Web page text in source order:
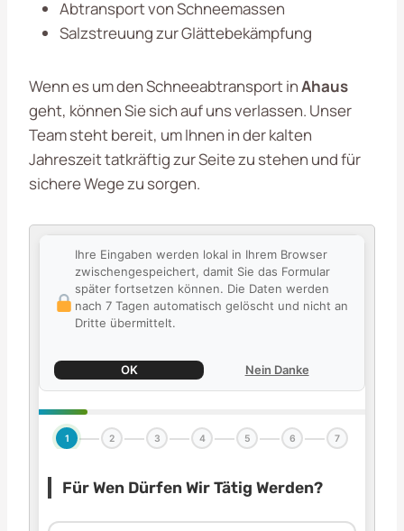
Abtransport von Schneemassen
Salzstreuung zur Glättebekämpfung
Wenn es um den Schneeabtransport inAhaus
geht, können Sie sich auf uns verlassen. Unser
Team steht bereit, um Ihnen in der kalten
Jahreszeit tatkräftig zur Seite zu stehen und für
sichere Wege zu sorgen.
Ihre Eingaben werden lokal in Ihrem Browser
zwischengespeichert, damit Sie das Formular
später fortsetzen können. Die Daten werden
nach 7 Tagen automatisch gelöscht und nicht an
Dritte übermittelt.
OK Nein Danke
1 2 3 4 5 6 7
Für Wen Dürfen Wir Tätig Werden?